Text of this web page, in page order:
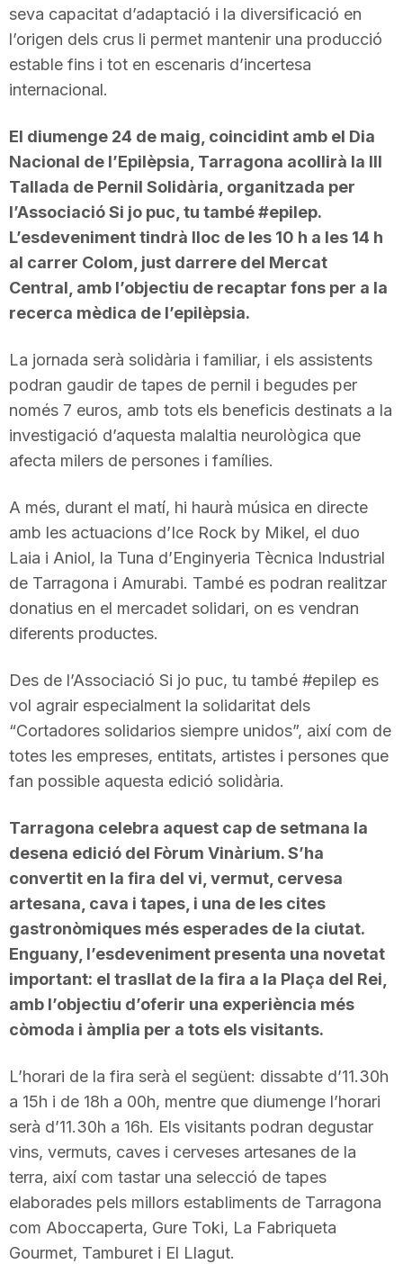
seva capacitat d’adaptació i la diversificació en
l’origen dels crus li permet mantenir una producció
estable fins i tot en escenaris d’incertesa
internacional.
El diumenge 24 de maig, coincidint amb el Dia
Nacional de l’Epilèpsia, Tarragona acollirà la III
Tallada de Pernil Solidària, organitzada per
l’Associació Si jo puc, tu també #epilep.
L’esdeveniment tindrà lloc de les 10 h a les 14 h
al carrer Colom, just darrere del Mercat
Central, amb l’objectiu de recaptar fons per a la
recerca mèdica de l’epilèpsia.
La jornada serà solidària i familiar, i els assistents
podran gaudir de tapes de pernil i begudes per
només 7 euros, amb tots els beneficis destinats a la
investigació d’aquesta malaltia neurològica que
afecta milers de persones i famílies.
A més, durant el matí, hi haurà música en directe
amb les actuacions d’Ice Rock by Mikel, el duo
Laia i Aniol, la Tuna d’Enginyeria Tècnica Industrial
de Tarragona i Amurabi. També es podran realitzar
donatius en el mercadet solidari, on es vendran
diferents productes.
Des de l’Associació Si jo puc, tu també #epilep es
vol agrair especialment la solidaritat dels
“Cortadores solidarios siempre unidos”, així com de
totes les empreses, entitats, artistes i persones que
fan possible aquesta edició solidària.
Tarragona celebra aquest cap de setmana la
desena edició del Fòrum Vinàrium. S’ha
convertit en la fira del vi, vermut, cervesa
artesana, cava i tapes, i una de les cites
gastronòmiques més esperades de la ciutat.
Enguany, l’esdeveniment presenta una novetat
important: el trasllat de la fira a la Plaça del Rei,
amb l’objectiu d’oferir una experiència més
còmoda i àmplia per a tots els visitants.
L’horari de la fira serà el següent: dissabte d’11.30h
a 15h i de 18h a 00h, mentre que diumenge l’horari
serà d’11.30h a 16h. Els visitants podran degustar
vins, vermuts, caves i cerveses artesanes de la
terra, així com tastar una selecció de tapes
elaborades pels millors establiments de Tarragona
com Aboccaperta, Gure Toki, La Fabriqueta
Gourmet, Tamburet i El Llagut.